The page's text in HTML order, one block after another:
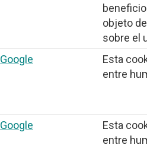
objeto
sobre el
Google
Esta
entre
Google
Esta
entre